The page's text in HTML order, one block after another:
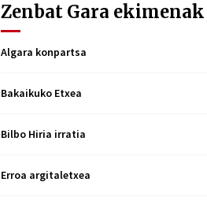
Zenbat Gara ekimenak
Algara konpartsa
Bakaikuko Etxea
Bilbo Hiria irratia
Erroa argitaletxea